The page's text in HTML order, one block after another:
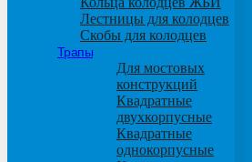
Лестницы для колодцев
Скобы для колодцев
Трапы
Для мостовых
конструкций
Квадратные
двухкорпусные
Квадратные
однокорпусные